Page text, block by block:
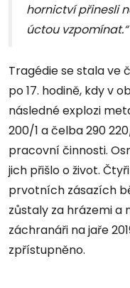
hornictví přinesli
úctou vzpomínat.“
Tragédie se stala ve
po 17. hodině, kdy v
následné explozi
200/1 a čelba 290
pracovní činnosti.
jich přišlo o život.
prvotních zásazích
zůstaly za hrázemi a
záchranáři na jaře
zpřístupněno.